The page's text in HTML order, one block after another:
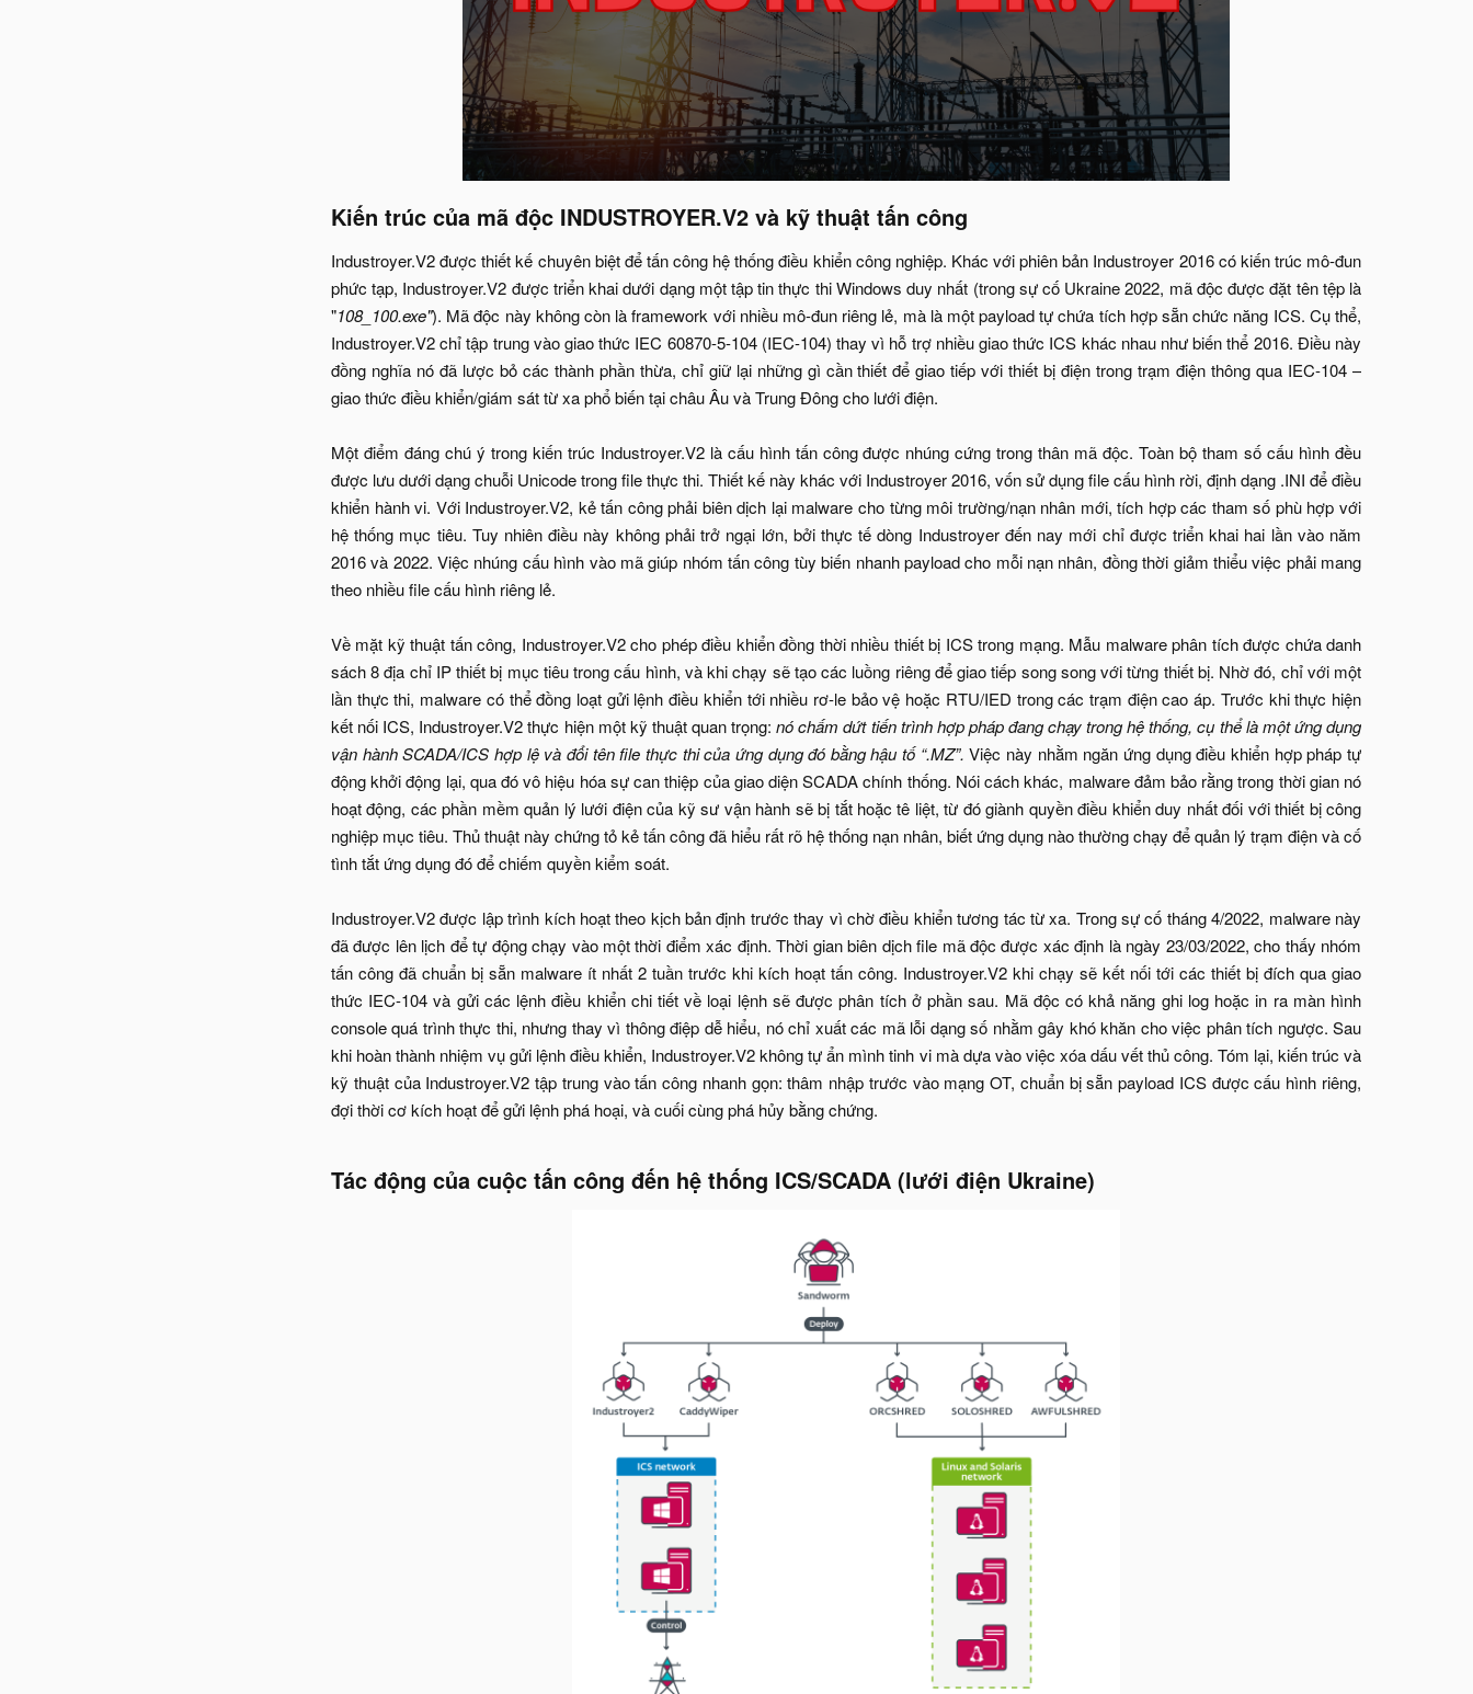
Kiến trúc của mã độc INDUSTROYER.V2 và kỹ thuật tấn công​
Industroyer.V2 được thiết kế chuyên biệt để tấn công hệ thống điều khiển công nghiệp. Khác với phiên bản Industroyer 2016 có kiến trúc mô-đun
phức tạp, Industroyer.V2 được triển khai dưới dạng một tập tin thực thi Windows duy nhất (trong sự cố Ukraine 2022, mã độc được đặt tên tệp là
"108_100.exe"). Mã độc này không còn là framework với nhiều mô-đun riêng lẻ, mà là một payload tự chứa tích hợp sẵn chức năng ICS. Cụ thể,
Industroyer.V2 chỉ tập trung vào giao thức IEC 60870-5-104 (IEC-104) thay vì hỗ trợ nhiều giao thức ICS khác nhau như biến thể 2016. Điều này
đồng nghĩa nó đã lược bỏ các thành phần thừa, chỉ giữ lại những gì cần thiết để giao tiếp với thiết bị điện trong trạm điện thông qua IEC-104 –
giao thức điều khiển/giám sát từ xa phổ biến tại châu Âu và Trung Đông cho lưới điện.
Một điểm đáng chú ý trong kiến trúc Industroyer.V2 là cấu hình tấn công được nhúng cứng trong thân mã độc. Toàn bộ tham số cấu hình đều
được lưu dưới dạng chuỗi Unicode trong file thực thi. Thiết kế này khác với Industroyer 2016, vốn sử dụng file cấu hình rời, định dạng .INI để điều
khiển hành vi. Với Industroyer.V2, kẻ tấn công phải biên dịch lại malware cho từng môi trường/nạn nhân mới, tích hợp các tham số phù hợp với
hệ thống mục tiêu. Tuy nhiên điều này không phải trở ngại lớn, bởi thực tế dòng Industroyer đến nay mới chỉ được triển khai hai lần vào năm
2016 và 2022. Việc nhúng cấu hình vào mã giúp nhóm tấn công tùy biến nhanh payload cho mỗi nạn nhân, đồng thời giảm thiểu việc phải mang
theo nhiều file cấu hình riêng lẻ.
Về mặt kỹ thuật tấn công, Industroyer.V2 cho phép điều khiển đồng thời nhiều thiết bị ICS trong mạng. Mẫu malware phân tích được chứa danh
sách 8 địa chỉ IP thiết bị mục tiêu trong cấu hình, và khi chạy sẽ tạo các luồng riêng để giao tiếp song song với từng thiết bị. Nhờ đó, chỉ với một
lần thực thi, malware có thể đồng loạt gửi lệnh điều khiển tới nhiều rơ-le bảo vệ hoặc RTU/IED trong các trạm điện cao áp. Trước khi thực hiện
kết nối ICS, Industroyer.V2 thực hiện một kỹ thuật quan trọng:nó chấm dứt tiến trình hợp pháp đang chạy trong hệ thống, cụ thể là một ứng dụng
vận hành SCADA/ICS hợp lệ và đổi tên file thực thi của ứng dụng đó bằng hậu tố “.MZ”. Việc này nhằm ngăn ứng dụng điều khiển hợp pháp tự
động khởi động lại, qua đó vô hiệu hóa sự can thiệp của giao diện SCADA chính thống. Nói cách khác, malware đảm bảo rằng trong thời gian nó
hoạt động, các phần mềm quản lý lưới điện của kỹ sư vận hành sẽ bị tắt hoặc tê liệt, từ đó giành quyền điều khiển duy nhất đối với thiết bị công
nghiệp mục tiêu. Thủ thuật này chứng tỏ kẻ tấn công đã hiểu rất rõ hệ thống nạn nhân, biết ứng dụng nào thường chạy để quản lý trạm điện và cố
tình tắt ứng dụng đó để chiếm quyền kiểm soát.
Industroyer.V2 được lập trình kích hoạt theo kịch bản định trước thay vì chờ điều khiển tương tác từ xa. Trong sự cố tháng 4/2022, malware này
đã được lên lịch để tự động chạy vào một thời điểm xác định. Thời gian biên dịch file mã độc được xác định là ngày 23/03/2022, cho thấy nhóm
tấn công đã chuẩn bị sẵn malware ít nhất 2 tuần trước khi kích hoạt tấn công. Industroyer.V2 khi chạy sẽ kết nối tới các thiết bị đích qua giao
thức IEC-104 và gửi các lệnh điều khiển chi tiết về loại lệnh sẽ được phân tích ở phần sau. Mã độc có khả năng ghi log hoặc in ra màn hình
console quá trình thực thi, nhưng thay vì thông điệp dễ hiểu, nó chỉ xuất các mã lỗi dạng số nhằm gây khó khăn cho việc phân tích ngược. Sau
khi hoàn thành nhiệm vụ gửi lệnh điều khiển, Industroyer.V2 không tự ẩn mình tinh vi mà dựa vào việc xóa dấu vết thủ công. Tóm lại, kiến trúc và
kỹ thuật của Industroyer.V2 tập trung vào tấn công nhanh gọn: thâm nhập trước vào mạng OT, chuẩn bị sẵn payload ICS được cấu hình riêng,
đợi thời cơ kích hoạt để gửi lệnh phá hoại, và cuối cùng phá hủy bằng chứng.
Tác động của cuộc tấn công đến hệ thống ICS/SCADA (lưới điện Ukraine)​